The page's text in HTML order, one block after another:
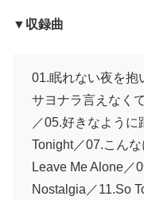
▼収録曲
01.眠れない夜を抱
サヨナラ言えなく
／05.好きなよう
Tonight／07.こん
Leave Me Alone／
Nostalgia／11.So